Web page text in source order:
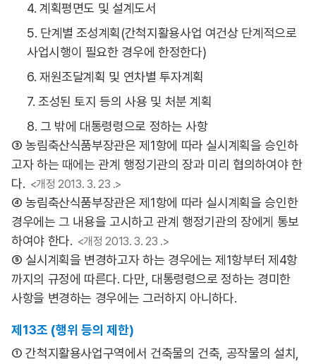
4. 계획평면도 및 설계도서
5. 단계별 조성계획(간척지활용사업 여건상 단계적으로
사업시행이 필요한 경우에 한정한다)
6. 재원조달계획 및 연차별 투자계획
7. 조성된 토지 등의 사용 및 처분 계획
8. 그 밖에 대통령령으로 정하는 사항
③ 농림축산식품부장관은 제1항에 따라 실시계획을 승인하
고자 하는 때에는 관계 행정기관의 장과 미리 협의하여야 한
다. <개정 2013. 3. 23 .>
④ 농림축산식품부장관은 제1항에 따라 실시계획을 승인한
경우에는 그 내용을 고시하고 관계 행정기관의 장에게 통보
하여야 한다. <개정 2013. 3. 23 .>
⑤ 실시계획을 변경하고자 하는 경우에는 제1항부터 제4항
까지의 규정에 따른다. 다만, 대통령령으로 정하는 경미한
사항을 변경하는 경우에는 그러하지 아니하다.
제13조 (행위 등의 제한)
① 간척지활용사업구역에서 건축물의 건축, 공작물의 설치,